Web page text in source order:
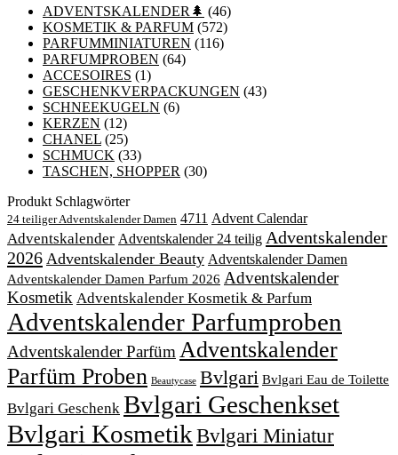
ADVENTSKALENDER🌲 (46)
KOSMETIK & PARFUM (572)
PARFUMMINIATUREN (116)
PARFUMPROBEN (64)
ACCESOIRES (1)
GESCHENKVERPACKUNGEN (43)
SCHNEEKUGELN (6)
KERZEN (12)
CHANEL (25)
SCHMUCK (33)
TASCHEN, SHOPPER (30)
Produkt Schlagwörter
24 teiliger Adventskalender Damen 4711 Advent Calendar
Adventskalender Adventskalender 24 teilig Adventskalender
2026 Adventskalender Beauty Adventskalender Damen
Adventskalender Damen Parfum 2026 Adventskalender
Kosmetik Adventskalender Kosmetik & Parfum
Adventskalender Parfumproben
Adventskalender Parfüm Adventskalender
Parfüm Proben Beautycase Bvlgari Bvlgari Eau de Toilette
Bvlgari Geschenk Bvlgari Geschenkset
Bvlgari KosmetikBvlgari Miniatur